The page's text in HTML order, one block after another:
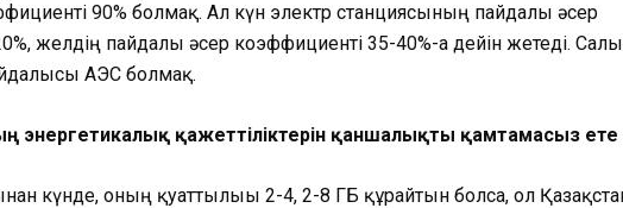
90% болмақ. Ал күн электр станциясының пайдалы әсер
желдің пайдалы әсер коэффициенті 35-40%-ға дейін жетеді.
АЭС болмақ.
энергетикалық қажеттіліктерін қаншалықты қамтамасыз
күнде, оның қуаттылығы 2-4, 2-8 ГБ құрайтын болса, ол